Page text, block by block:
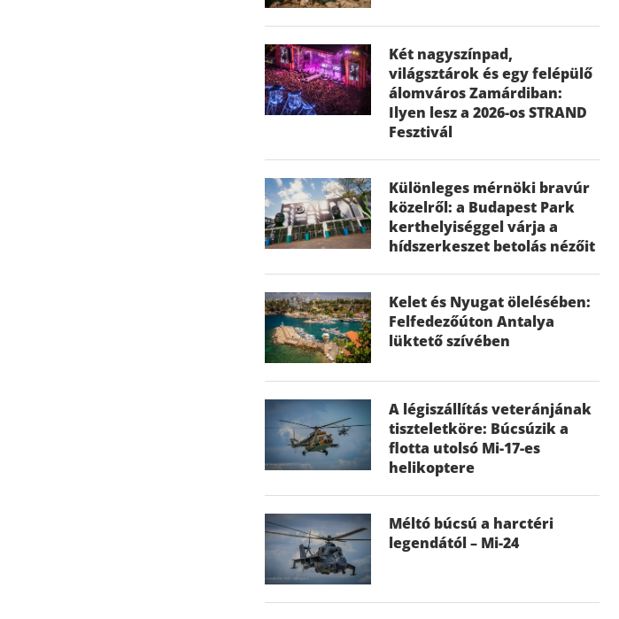
Két nagyszínpad,
világsztárok és egy felépülő
álomváros Zamárdiban:
Ilyen lesz a 2026-os STRAND
Fesztivál
Különleges mérnöki bravúr
közelről: a Budapest Park
kerthelyiséggel várja a
hídszerkeszet betolás nézőit
Kelet és Nyugat ölelésében:
Felfedezőúton Antalya
lüktető szívében
A légiszállítás veteránjának
tiszteletköre: Búcsúzik a
flotta utolsó Mi-17-es
helikoptere
Méltó búcsú a harctéri
legendától – Mi-24